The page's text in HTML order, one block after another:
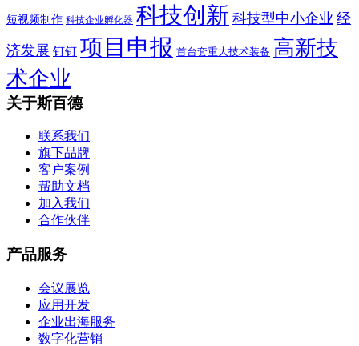
短视频制作 科技企业孵化器 科技创新 科技型中小企业 经
济发展 钉钉 项目申报 首台套重大技术装备 高新技
术企业
关于斯百德
联系我们
旗下品牌
客户案例
帮助文档
加入我们
合作伙伴
产品服务
会议展览
应用开发
企业出海服务
数字化营销